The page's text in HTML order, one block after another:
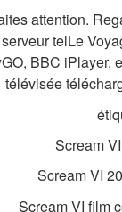
attention.
telLe
BBC iPlayer,
télévisée
Scream
Scream VI
Scream VI film